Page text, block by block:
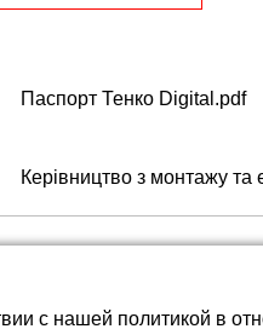
Паспорт Тенко Digital.pdf
Керівництво з монтажу та
с нашей политикой в